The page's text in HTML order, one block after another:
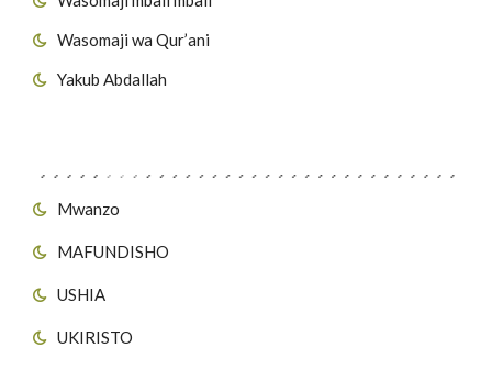
Wasomaji wa Qur’ani
Yakub Abdallah
Mwanzo
MAFUNDISHO
USHIA
UKIRISTO